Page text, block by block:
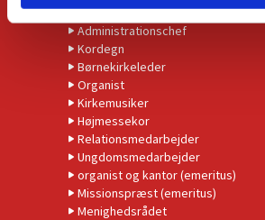
Kirkens præster
Administrationschef
Kordegn
Børnekirkeleder
Organist
Kirkemusiker
Højmessekor
Relationsmedarbejder
Ungdomsmedarbejder
organist og kantor (emeritus)
Missionspræst (emeritus)
Menighedsrådet